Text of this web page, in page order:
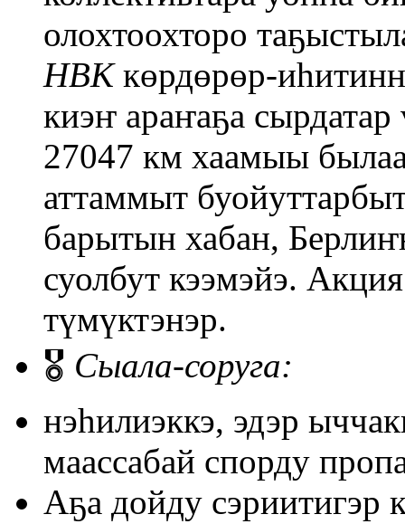
олохтоохторо
НВКкөрдөрөр-
киэҥ араҥаҕа
27047 км хаамыы
аттаммыт
барытын хабан,
суолбут кээмэйэ. Акция
түмүктэнэр.
🎖️ Сыала-соруга:
нэһилиэккэ, эдэр
маассабай спорду
⁠Аҕа дойду сэриитигэр